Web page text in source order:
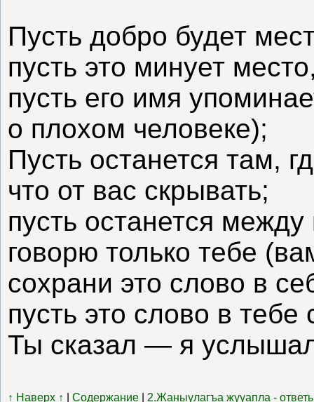
Пусть добро будет
пусть это минует
пусть его имя
о плохом человеке);
Пусть останется там,
что от вас скрывать;
пусть останется
говорю только тебе
сохрани это слово в
пусть это слово в тебе
Ты сказал — я
↑ Наверх ↑ Содержание 2.Жаныулагъа жууапла -